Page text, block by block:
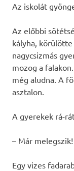
Az iskolát
Az előbbi
kályha, körülötte
nagycsizmás
mozog a
még aludna. A
asztalon.
A gyerekek rá-
– Már melegszik!
Egy vizes